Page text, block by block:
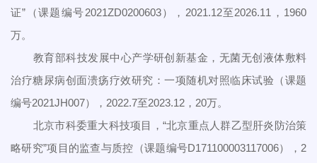
证”（课题编号2021ZD0200603），2021.12至2026.11，1960
万。
教育部科技发展中心产学研创新基金，无菌无创液体敷料
治疗糖尿病创面溃疡疗效研究：一项随机对照临床试验（课题
编号2021JH007），2022.7至2023.12，20万。
北京市科委重大科技项目，“北京重点人群乙型肝炎防治策
略研究”项目的监查与质控（课题编号D171100003117006），2